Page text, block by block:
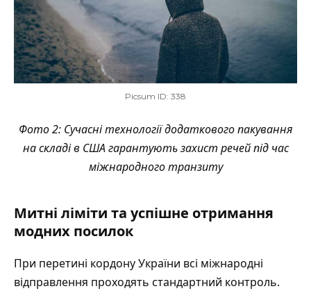
Picsum ID: 338
Фото 2: Сучасні технології додаткового пакування
на складі в США гарантують захист речей під час
міжнародного транзиту
Митні ліміти та успішне отримання
модних посилок
При перетині кордону України всі міжнародні
відправлення проходять стандартний контроль.